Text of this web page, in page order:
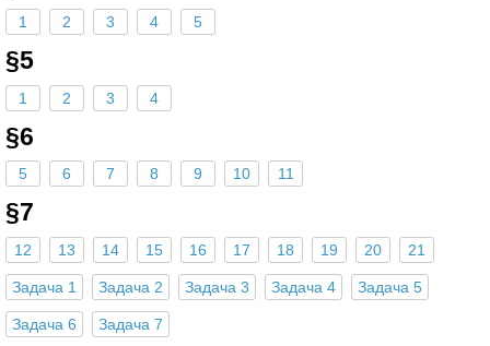
1 2 3 4 5
§5
1 2 3 4
§6
5 6 7 8 9 10 11
§7
12 13 14 15 16 17 18 19 20 21
Задача 1 Задача 2 Задача 3 Задача 4 Задача 5
Задача 6 Задача 7